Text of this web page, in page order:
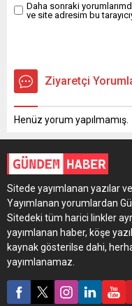
Daha sonraki
ve site adresim bu
Ziyaretçi
Henüz yorum yapılmamış.
Sitede yayımlanan yazılar
Yayımlanan yorumlardan
Sitedeki tüm harici linkler
yayımlanan haber, köşe
kaynak gösterilse dahi,
yayımlanamaz.